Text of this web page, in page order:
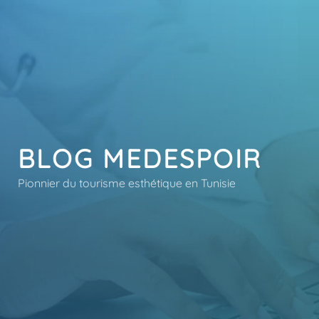
BLOG MEDESPOIR
Pionnier du tourisme esthétique en Tunisie